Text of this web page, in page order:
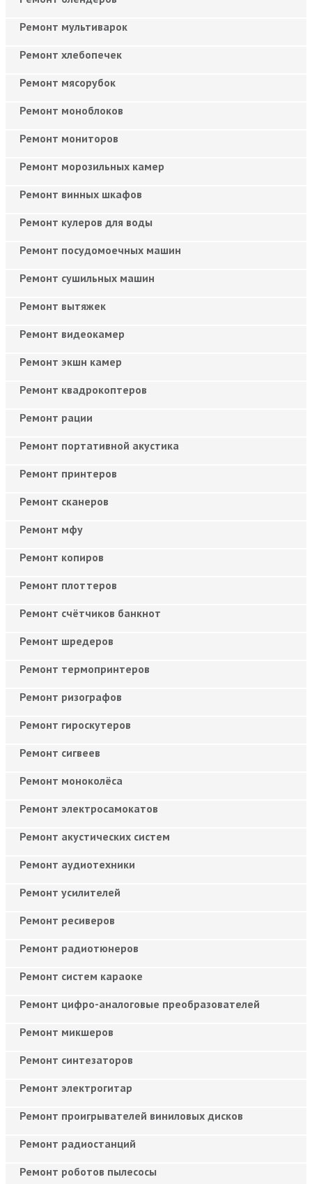
Ремонт мультиварок
Ремонт хлебопечек
Ремонт мясорубок
Ремонт моноблоков
Ремонт мониторов
Ремонт морозильных камер
Ремонт винных шкафов
Ремонт кулеров для воды
Ремонт посудомоечных машин
Ремонт сушильных машин
Ремонт вытяжек
Ремонт видеокамер
Ремонт экшн камер
Ремонт квадрокоптеров
Ремонт рации
Ремонт портативной акустика
Ремонт принтеров
Ремонт сканеров
Ремонт мфу
Ремонт копиров
Ремонт плоттеров
Ремонт счётчиков банкнот
Ремонт шредеров
Ремонт термопринтеров
Ремонт ризографов
Ремонт гироскутеров
Ремонт сигвеев
Ремонт моноколёса
Ремонт электросамокатов
Ремонт акустических систем
Ремонт аудиотехники
Ремонт усилителей
Ремонт ресиверов
Ремонт радиотюнеров
Ремонт систем караоке
Ремонт цифро-аналоговые преобразователей
Ремонт микшеров
Ремонт синтезаторов
Ремонт электрогитар
Ремонт проигрывателей виниловых дисков
Ремонт радиостанций
Ремонт роботов пылесосы